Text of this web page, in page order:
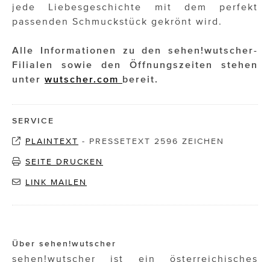
jede Liebesgeschichte mit dem perfekt
passenden Schmuckstück gekrönt wird.
Alle Informationen zu den sehen!wutscher-
Filialen sowie den Öffnungszeiten stehen
unter wutscher.com bereit.
SERVICE
PLAINTEXT - PRESSETEXT 2596 ZEICHEN
SEITE DRUCKEN
LINK MAILEN
Über sehen!wutscher
sehen!wutscher ist ein österreichisches